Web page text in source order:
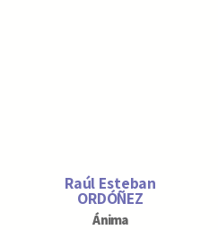
Raúl Esteban
ORDÓÑEZ
Ánima